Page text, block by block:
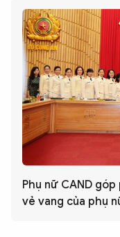
Phụ nữ CAND
vẻ vang của phụ